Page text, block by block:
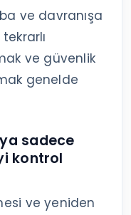
ve davranışa
ve güvenlik
genelde
sadece
kontrol
ve yeniden